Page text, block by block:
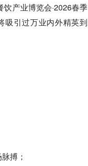
产业博览会·2026春季
吸引过万业内外精英到
搏；